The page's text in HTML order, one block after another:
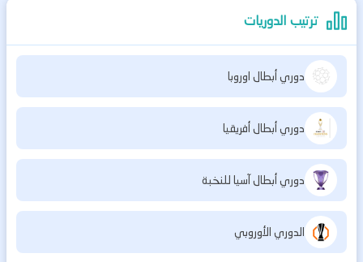
ترتيب الدوريات
دوري أبطال اوروبا
دوري أبطال أفريقيا
دوري أبطال آسيا للنخبة
الدوري الأوروبي